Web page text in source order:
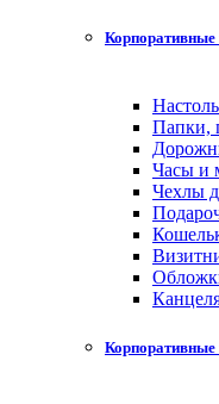
Корпоративные
Папки,
Часы и
Чехлы